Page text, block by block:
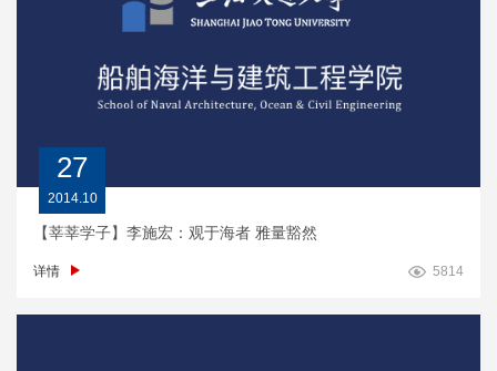
27
2014.10
【莘莘学子】李施宏：观于海者 雅量豁然
详情 5814